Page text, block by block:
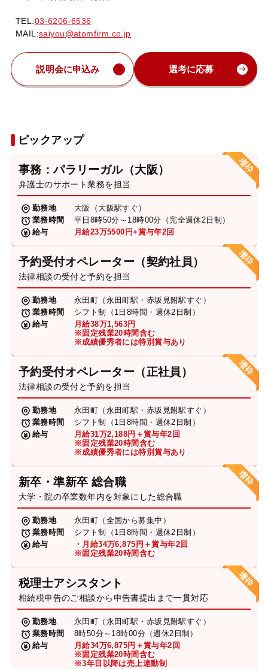
TEL:03-6206-6536
MAIL:saiyou@atomfirm.co.jp
説明会に申込み 選考に応募
ピックアップ
事務：パラリーガル（大阪）
弁護士のサポート業務を担当
勤務地
大阪（大阪駅すぐ）
業務時間
平日8時50分～18時00分（完全週休2日制）
給与
月給23万5500円+賞与年2回
予約受付オペレーター（契約社員）
法律相談の受付と予約を担当
勤務地
永田町（永田町駅・赤坂見附駅すぐ）
業務時間
シフト制（1日8時間・週休2日制）
給与
月給38万1,563円
※固定残業20時間含む
※成績優秀者には特別賞与あり
予約受付オペレーター（正社員）
法律相談の受付と予約を担当
勤務地
永田町（永田町駅・赤坂見附駅すぐ）
業務時間
シフト制（1日8時間・週休2日制）
給与
月給31万2,188円＋賞与年2回
※固定残業20時間含む
※成績優秀者には特別賞与あり
新卒・準新卒 総合職
大学・院の卒業数年内を対象にした総合職
勤務地
永田町（全国から募集中）
業務時間
シフト制（1日8時間・週休2日制）
給与
・月給34万6,875円＋賞与年2回
※固定残業20時間含む
税理士アシスタント
相続税申告のご相談から申告書提出まで一貫対応
勤務地
永田町（永田町駅・赤坂見附駅すぐ）
業務時間
8時50分～18時00分（週休2日制）
給与
月給34万6,875円＋賞与年2回
※固定残業20時間含む
※3年目以降は売上連動制